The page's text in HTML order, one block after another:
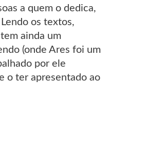
a quem o dedica,
os textos,
ainda um
(onde Ares foi um
por ele
o ter apresentado ao